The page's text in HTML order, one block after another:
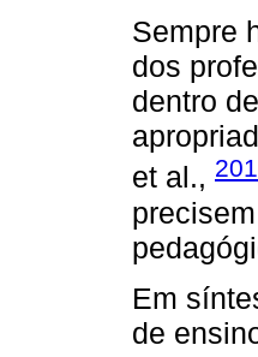
Sempre
dos
dentro
et al.,
Em
de